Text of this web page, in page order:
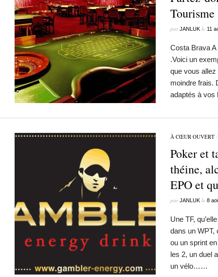
parJANLUK le 11
Costa Brava
.Voici un
que vous
moindre frais.
adaptés à
À CŒUR OUVERT
Poker et
théine,
EPO et
parJANLUK le 8
Une TF,
dans un WPT,
ou un sprint
les 2, un duel
un vélo……